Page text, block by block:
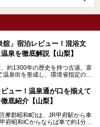
舘」宿泊レビュー！混浴文
泉を徹底解説【山梨】
約1300年の歴史を持つ古湯。富
泉街を形成し、環境省指定の国
、戦国時代に武田信玄公も療養
。最大の特徴は、令和の現代にお
若男女の分け隔て一切無く温泉
源泉舘」では本来あるべき混浴
目すべきでしょう。
ビュー！温泉通が口を揃えて
底紹介【山梨】
摩郡昭和町)は、JR甲府駅から車
府昭和ICからならば車で約1分の